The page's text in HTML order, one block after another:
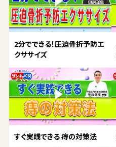
2分でできる！圧迫骨折予防エ
クササイズ
すぐ実践できる 痔の対策法